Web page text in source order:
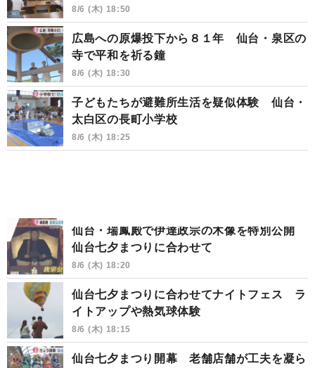
8/6 (木) 18:50
広島への原爆投下から８１年 仙台・泉区の
寺で平和を祈る鐘
8/6 (木) 18:30
子どもたちが避難所生活を疑似体験 仙台・
太白区の長町小学校
8/6 (木) 18:25
仙台・瑞鳳殿で伊達政宗の木像を特別公開
仙台七夕まつりに合わせて
8/6 (木) 18:20
仙台七夕まつりに合わせてナイトフェス ラ
イトアップや熱気球体験
8/6 (木) 18:15
仙台七夕まつり開幕 老舗店舗が工夫を凝ら